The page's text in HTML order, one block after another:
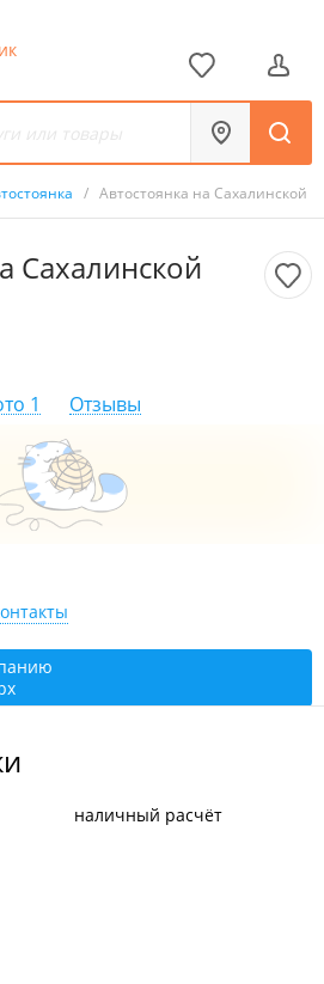
/ Автостоянка на Сахалинской
Сахалинской
1 Отзывы
1 стр. 2
наличный расчёт